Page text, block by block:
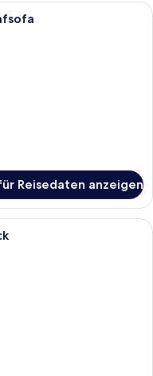
mit einem großen
Reisedaten anzeigen
auf einen Strand vom Balkon